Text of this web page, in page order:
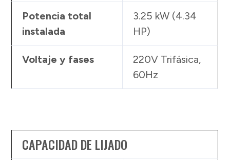
Potencia total
instalada
3.25 kW (4.34
HP)
Voltaje y fases
220V Trifásica,
60Hz
CAPACIDAD DE LIJADO